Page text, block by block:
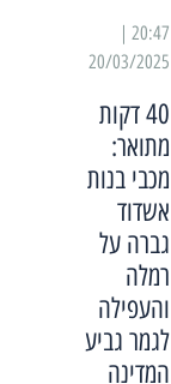
20/03/2025
40 דקות
מתואר:
מכבי בנות
אשדוד
גברה על
רמלה
והעפילה
לגמר גביע
המדינה